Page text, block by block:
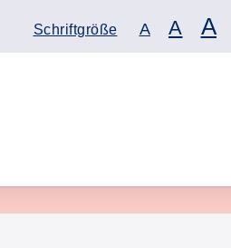
Schriftgröße A A A